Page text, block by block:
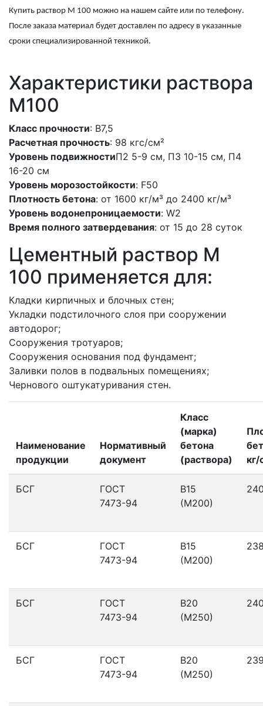
Купить раствор М 100 можно на нашем сайте или по телефону.
После заказа материал будет доставлен по адресу в указанные
сроки специализированной техникой.
Характеристики раствора
M100
Класс прочности: В7,5
Расчетная прочность: 98 кгс/см²
Уровень подвижностиП2 5-9 см, П3 10-15 см, П4
16-20 см
Уровень морозостойкости: F50
Плотность бетона: от 1600 кг/м³ до 2400 кг/м³
Уровень водонепроницаемости: W2
Время полного затвердевания: от 15 до 28 суток
Цементный раствор M
100 применяется для:
Кладки кирпичных и блочных стен;
Укладки подстилочного слоя при сооружении
автодорог;
Сооружения тротуаров;
Сооружения основания под фундамент;
Заливки полов в подвальных помещениях;
Чернового оштукатуривания стен.
Наименование
продукции
Нормативный
документ
Класс
(марка)
бетона
(раствора)
кг/
БСГ
ГОСТ
7473-94
В15
(М200)
БСГ
ГОСТ
7473-94
В15
(М200)
БСГ
ГОСТ
7473-94
В20
(М250)
БСГ
ГОСТ
7473-94
В20
(М250)